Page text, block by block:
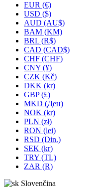
EUR (€)
USD ($)
AUD (AU$)
BAM (KM)
BRL (R$)
CAD (CAD$)
CHF (CHF)
CNY (¥)
CZK (Kč)
DKK (kr)
GBP (£)
MKD (Ден)
NOK (kr)
PLN (zł)
RON (lei)
RSD (Din.)
SEK (kr)
TRY (TL)
ZAR (R)
Slovenčina